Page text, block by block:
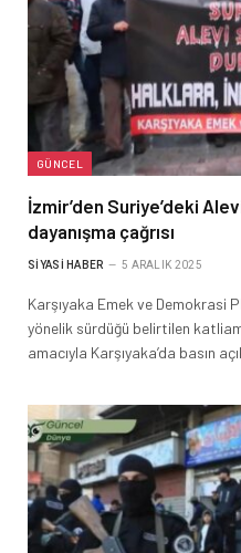
GÜNCEL
İzmir’den Suriye’deki
dayanışma çağrısı
SIYASI HABER 5 ARALIK 2025
Karşıyaka Emek ve Demokrasi
yönelik sürdüğü belirtilen
amacıyla Karşıyaka’da basın